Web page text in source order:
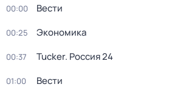
00:00 Вести
00:25 Экономика
00:37 Tucker. Россия 24
01:00 Вести